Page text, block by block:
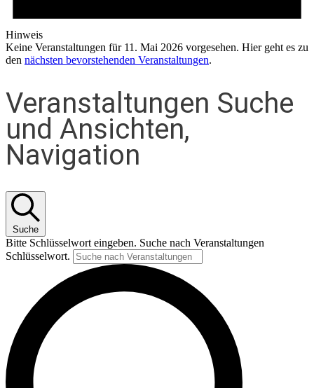
Hinweis
Keine Veranstaltungen für 11. Mai 2026 vorgesehen. Hier geht es zu
den nächsten bevorstehenden Veranstaltungen.
Veranstaltungen Suche
und Ansichten,
Navigation
Suche
Bitte Schlüsselwort eingeben. Suche nach Veranstaltungen
Schlüsselwort.